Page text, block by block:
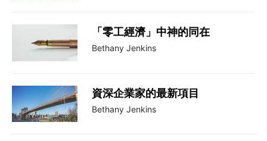
「零工經濟」中神的同在
Bethany Jenkins
資深企業家的最新項目
Bethany Jenkins